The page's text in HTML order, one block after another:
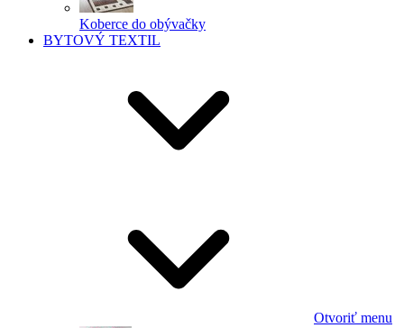
Koberce do obývačky
BYTOVÝ TEXTIL
Otvoriť menu